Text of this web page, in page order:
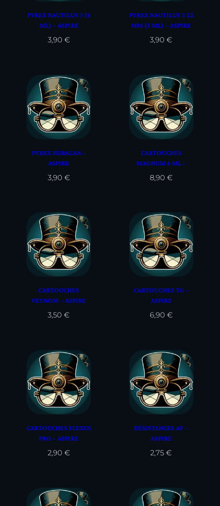
PYREX NAUTILUS 3 (4
ML) – ASPIRE
3,90 €
PYREX NAUTILUS 3 22
MM (3 ML) – ASPIRE
3,90€
PYREX HURACAN –
ASPIRE
3,90 €
CARTOUCHES
MAGNUM 6 ML –
ASPIRE
8,90 €
CARTOUCHES
VEYNOM – ASPIRE
3,50€
CARTOUCHES TG –
ASPIRE
6,90 €
CARTOUCHES FLEXUS
PRO – ASPIRE
2,90 €
RÉSISTANCES AF –
ASPIRE
2,75€